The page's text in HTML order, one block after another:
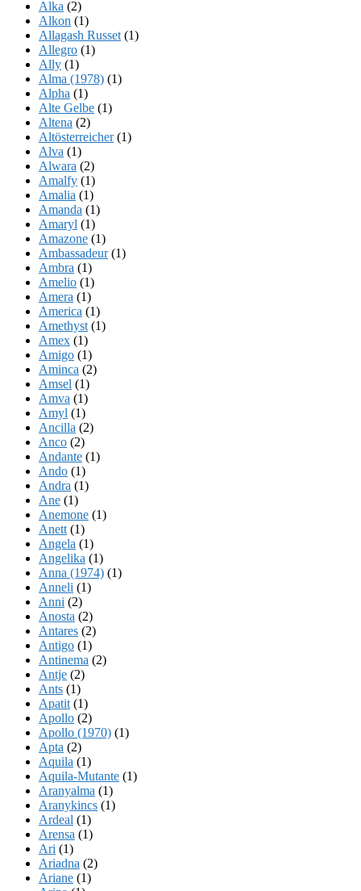
Alka (2)
Alkon (1)
Allagash Russet (1)
Allegro (1)
Ally (1)
Alma (1978) (1)
Alpha (1)
Alte Gelbe (1)
Altena (2)
Altösterreicher(1)
Alva (1)
Alwara (2)
Amalfy (1)
Amalia (1)
Amanda (1)
Amaryl (1)
Amazone (1)
Ambassadeur(1)
Ambra (1)
Amelio (1)
Amera (1)
America (1)
Amethyst (1)
Amex (1)
Amigo (1)
Aminca (2)
Amsel (1)
Amva (1)
Amyl (1)
Ancilla (2)
Anco (2)
Andante (1)
Ando (1)
Andra (1)
Ane (1)
Anemone (1)
Anett (1)
Angela (1)
Angelika (1)
Anna (1974) (1)
Anneli (1)
Anni (2)
Anosta (2)
Antares (2)
Antigo (1)
Antinema (2)
Antje (2)
Ants (1)
Apatit (1)
Apollo (2)
Apollo (1970) (1)
Apta (2)
Aquila (1)
Aquila-Mutante (1)
Aranyalma (1)
Aranykincs (1)
Ardeal (1)
Arensa (1)
Ari (1)
Ariadna (2)
Ariane (1)